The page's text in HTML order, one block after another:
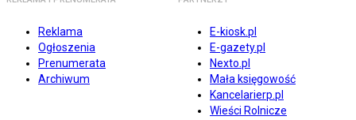
Reklama
Ogłoszenia
Prenumerata
Archiwum
E-kiosk.pl
E-gazety.pl
Nexto.pl
Mała księgowość
Kancelarierp.pl
Wieści Rolnicze